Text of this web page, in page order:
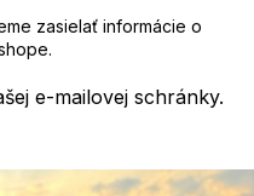
e-mailovej schránky.
zasielať informácie o